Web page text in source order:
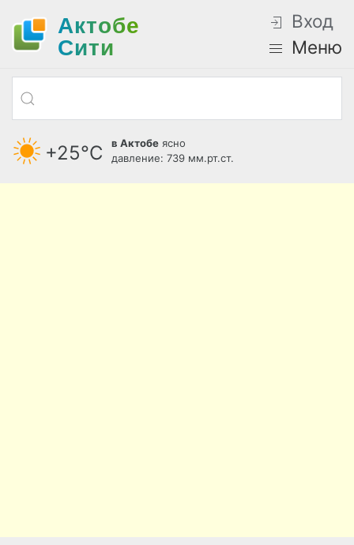
Актобе
Cити
Вход
Меню
+25°С в Актобе ясно
давление: 739 мм.рт.ст.